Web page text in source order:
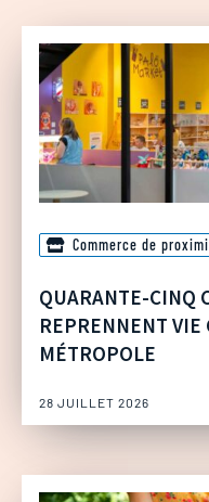
Commerce de
QUARANTE-CINQ
REPRENNENT VIE
MÉTROPOLE
28 JUILLET 2026